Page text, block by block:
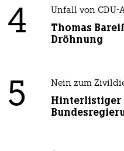
4 Unfall von CDU-
Thomas
Dröhnung
5 Nein zum
Hinterlistiger